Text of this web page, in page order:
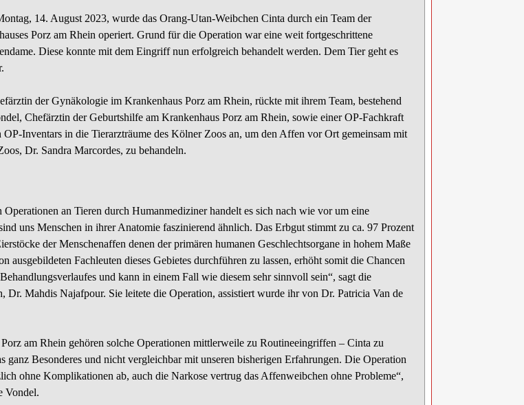
14. August 2023, wurde das Orang-Utan-Weibchen Cinta durch ein Team der
Porz am Rhein operiert. Grund für die Operation war eine weit fortgeschrittene
Diese konnte mit dem Eingriff nun erfolgreich behandelt werden. Dem Tier geht es
der Gynäkologie im Krankenhaus Porz am Rhein, rückte mit ihrem Team, bestehend
Chefärztin der Geburtshilfe am Krankenhaus Porz am Rhein, sowie einer OP-Fachkraft
Inventars in die Tierarzträume des Kölner Zoos an, um den Affen vor Ort gemeinsam mit
Dr. Sandra Marcordes, zu behandeln.
an Tieren durch Humanmediziner handelt es sich nach wie vor um eine
uns Menschen in ihrer Anatomie faszinierend ähnlich. Das Erbgut stimmt zu ca. 97 Prozent
der Menschenaffen denen der primären humanen Geschlechtsorgane in hohem Maße
ausgebildeten Fachleuten dieses Gebietes durchführen zu lassen, erhöht somit die Chancen
und kann in einem Fall wie diesem sehr sinnvoll sein“, sagt die
Dr. Mahdis Najafpour. Sie leitete die Operation, assistiert wurde ihr von Dr. Patricia Van de
am Rhein gehören solche Operationen mittlerweile zu Routineeingriffen – Cinta zu
ganz Besonderes und nicht vergleichbar mit unseren bisherigen Erfahrungen. Die Operation
ohne Komplikationen ab, auch die Narkose vertrug das Affenweibchen ohne Probleme“,
Vondel.